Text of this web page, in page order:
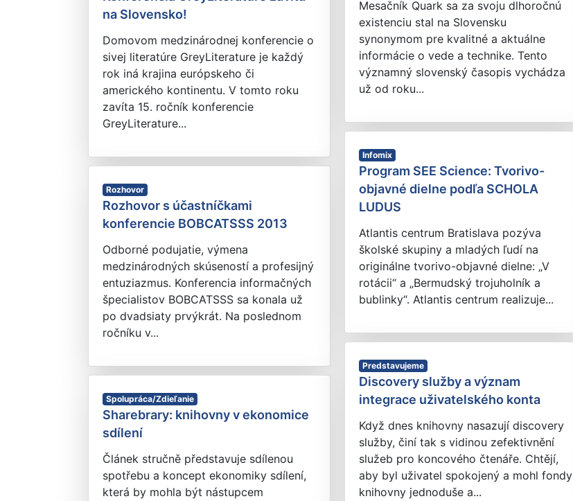
na Slovensko!
Domovom medzinárodnej konferencie o
sivej literatúre GreyLiterature je každý
rok iná krajina európskeho či
amerického kontinentu. V tomto roku
zavíta 15. ročník konferencie
GreyLiterature...
Rozhovor
Rozhovor s účastníčkami
konferencie BOBCATSSS 2013
Odborné podujatie, výmena
medzinárodných skúseností a profesijný
entuziazmus. Konferencia informačných
špecialistov BOBCATSSS sa konala už
po dvadsiaty prvýkrát. Na poslednom
ročníku v...
Spolupráca/Zdieľanie
Sharebrary: knihovny v ekonomice
sdílení
Článek stručně představuje sdílenou
spotřebu a koncept ekonomiky sdílení,
která by mohla být nástupcem
Mesačník Quark sa za svoju dlhoročnú
existenciu stal na Slovensku
synonymom pre kvalitné a aktuálne
informácie o vede a technike. Tento
významný slovenský časopis vychádza
už od roku...
Infomix
Program SEE Science: Tvorivo-
objavné dielne podľa SCHOLA
LUDUS
Atlantis centrum Bratislava pozýva
školské skupiny a mladých ľudí na
originálne tvorivo-objavné dielne: „V
rotácii“ a „Bermudský trojuholník a
bublinky“. Atlantis centrum realizuje...
Predstavujeme
Discovery služby a význam
integrace uživatelského konta
Když dnes knihovny nasazují discovery
služby, činí tak s vidinou zefektivnění
služeb pro koncového čtenáře. Chtějí,
aby byl uživatel spokojený a mohl fondy
knihovny jednoduše a...